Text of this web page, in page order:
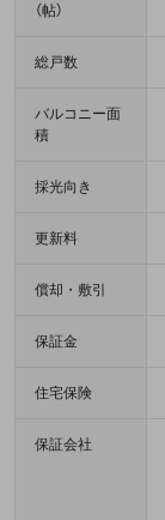
（帖）
総戸数
バルコニー面
積
採光向き
更新料
償却・敷引
保証金
住宅保険
保証会社